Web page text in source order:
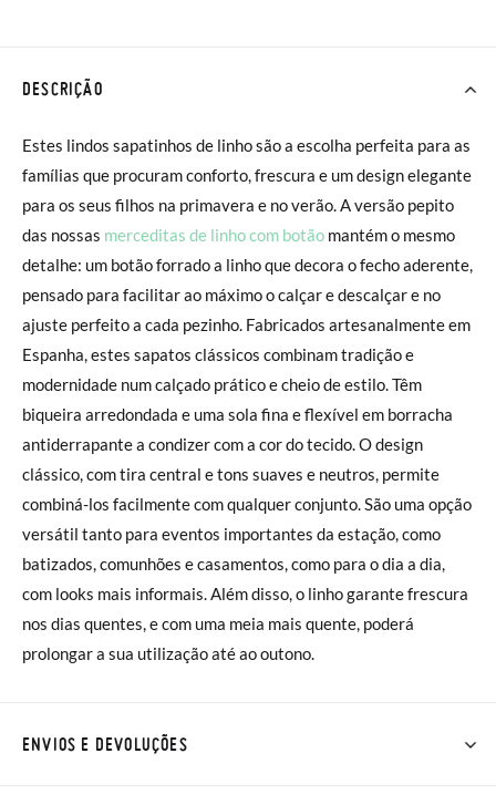
DESCRIÇÃO
Estes lindos sapatinhos de linho são a escolha perfeita para as
famílias que procuram conforto, frescura e um design elegante
para os seus filhos na primavera e no verão. A versão pepito
das nossas merceditas de linho com botão mantém o mesmo
detalhe: um botão forrado a linho que decora o fecho aderente,
pensado para facilitar ao máximo o calçar e descalçar e no
ajuste perfeito a cada pezinho. Fabricados artesanalmente em
Espanha, estes sapatos clássicos combinam tradição e
modernidade num calçado prático e cheio de estilo. Têm
biqueira arredondada e uma sola fina e flexível em borracha
antiderrapante a condizer com a cor do tecido. O design
clássico, com tira central e tons suaves e neutros, permite
combiná-los facilmente com qualquer conjunto. São uma opção
versátil tanto para eventos importantes da estação, como
batizados, comunhões e casamentos, como para o dia a dia,
com looks mais informais. Além disso, o linho garante frescura
nos dias quentes, e com uma meia mais quente, poderá
prolongar a sua utilização até ao outono.
ENVIOS E DEVOLUÇÕES